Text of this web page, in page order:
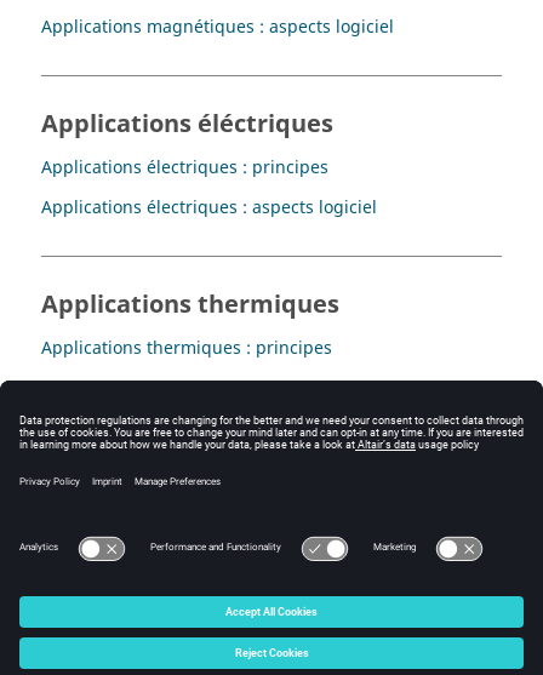
Applications magnétiques : aspects logiciel
Applications éléctriques
Applications électriques : principes
Applications électriques : aspects logiciel
Applications thermiques
Applications thermiques : principes
Applications thermiques : aspects logiciel
Applications couplées
© 2025 Altair Engineering, Inc. All Rights Reserved.
Intellectual Property Rights Notice|Technical Support